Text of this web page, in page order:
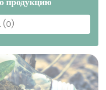
(0)